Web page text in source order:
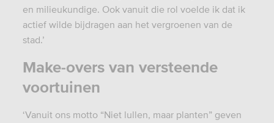
en milieukundige. Ook vanuit die rol voelde ik dat ik
actief wilde bijdragen aan het vergroenen van de
stad.’
Make-overs van versteende
voortuinen
‘Vanuit ons motto “Niet lullen, maar planten” geven